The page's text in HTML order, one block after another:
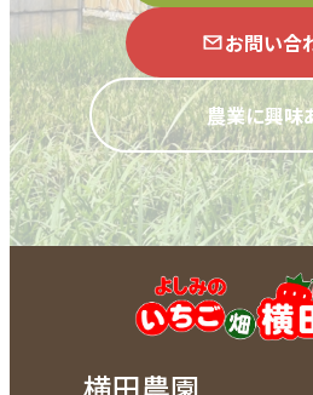
お問い合
農業に興味